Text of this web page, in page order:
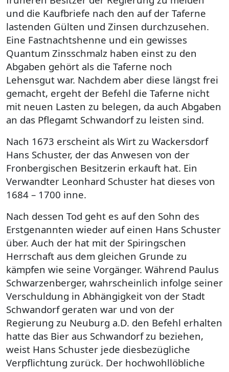
und die Kaufbriefe nach den auf der Taferne
lastenden Gülten und Zinsen durchzusehen.
Eine Fastnachtshenne und ein gewisses
Quantum Zinsschmalz haben einst zu den
Abgaben gehört als die Taferne noch
Lehensgut war. Nachdem aber diese längst frei
gemacht, ergeht der Befehl die Taferne nicht
mit neuen Lasten zu belegen, da auch Abgaben
an das Pflegamt Schwandorf zu leisten sind.
Nach 1673 erscheint als Wirt zu Wackersdorf
Hans Schuster, der das Anwesen von der
Fronbergischen Besitzerin erkauft hat. Ein
Verwandter Leonhard Schuster hat dieses von
1684 – 1700 inne.
Nach dessen Tod geht es auf den Sohn des
Erstgenannten wieder auf einen Hans Schuster
über. Auch der hat mit der Spiringschen
Herrschaft aus dem gleichen Grunde zu
kämpfen wie seine Vorgänger. Während Paulus
Schwarzenberger, wahrscheinlich infolge seiner
Verschuldung in Abhängigkeit von der Stadt
Schwandorf geraten war und von der
Regierung zu Neuburg a.D. den Befehl erhalten
hatte das Bier aus Schwandorf zu beziehen,
weist Hans Schuster jede diesbezügliche
Verpflichtung zurück. Der hochwohllöbliche